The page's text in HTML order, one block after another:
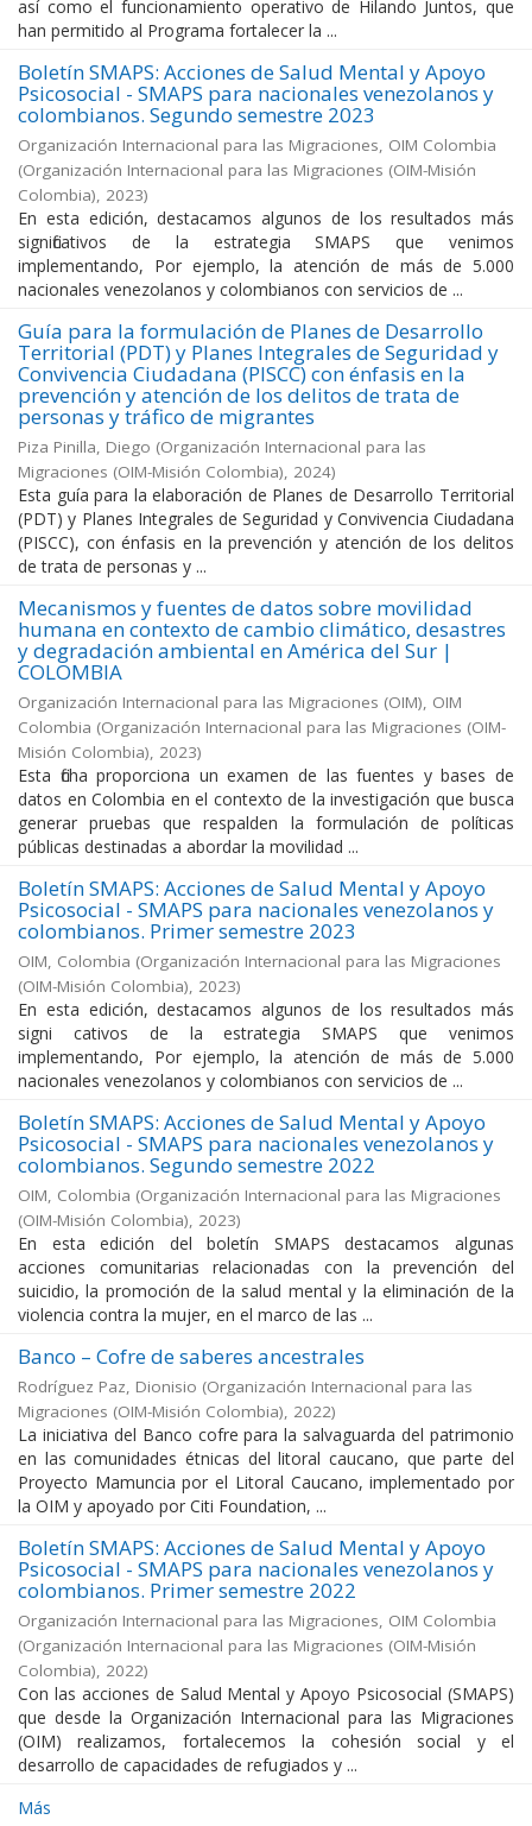
así como el funcionamiento operativo de Hilando Juntos, que
han permitido al Programa fortalecer la ...
Boletín SMAPS: Acciones de Salud Mental y Apoyo
Psicosocial - SMAPS para nacionales venezolanos y
colombianos. Segundo semestre 2023
Organización Internacional para las Migraciones, OIM Colombia
(Organización Internacional para las Migraciones (OIM-Misión
Colombia), 2023)
En esta edición, destacamos algunos de los resultados más
significativos de la estrategia SMAPS que venimos
implementando, Por ejemplo, la atención de más de 5.000
nacionales venezolanos y colombianos con servicios de ...
Guía para la formulación de Planes de Desarrollo
Territorial (PDT) y Planes Integrales de Seguridad y
Convivencia Ciudadana (PISCC) con énfasis en la
prevención y atención de los delitos de trata de
personas y tráfico de migrantes
Piza Pinilla, Diego (Organización Internacional para las
Migraciones (OIM-Misión Colombia), 2024)
Esta guía para la elaboración de Planes de Desarrollo Territorial
(PDT) y Planes Integrales de Seguridad y Convivencia Ciudadana
(PISCC), con énfasis en la prevención y atención de los delitos
de trata de personas y ...
Mecanismos y fuentes de datos sobre movilidad
humana en contexto de cambio climático, desastres
y degradación ambiental en América del Sur |
COLOMBIA
Organización Internacional para las Migraciones (OIM), OIM
Colombia (Organización Internacional para las Migraciones (OIM-
Misión Colombia), 2023)
Esta ficha proporciona un examen de las fuentes y bases de
datos en Colombia en el contexto de la investigación que busca
generar pruebas que respalden la formulación de políticas
públicas destinadas a abordar la movilidad ...
Boletín SMAPS: Acciones de Salud Mental y Apoyo
Psicosocial - SMAPS para nacionales venezolanos y
colombianos. Primer semestre 2023
OIM, Colombia (Organización Internacional para las Migraciones
(OIM-Misión Colombia), 2023)
En esta edición, destacamos algunos de los resultados más
signi cativos de la estrategia SMAPS que venimos
implementando, Por ejemplo, la atención de más de 5.000
nacionales venezolanos y colombianos con servicios de ...
Boletín SMAPS: Acciones de Salud Mental y Apoyo
Psicosocial - SMAPS para nacionales venezolanos y
colombianos. Segundo semestre 2022
OIM, Colombia (Organización Internacional para las Migraciones
(OIM-Misión Colombia), 2023)
En esta edición del boletín SMAPS destacamos algunas
acciones comunitarias relacionadas con la prevención del
suicidio, la promoción de la salud mental y la eliminación de la
violencia contra la mujer, en el marco de las ...
Banco – Cofre de saberes ancestrales
Rodríguez Paz, Dionisio (Organización Internacional para las
Migraciones (OIM-Misión Colombia), 2022)
La iniciativa del Banco cofre para la salvaguarda del patrimonio
en las comunidades étnicas del litoral caucano, que parte del
Proyecto Mamuncia por el Litoral Caucano, implementado por
la OIM y apoyado por Citi Foundation, ...
Boletín SMAPS: Acciones de Salud Mental y Apoyo
Psicosocial - SMAPS para nacionales venezolanos y
colombianos. Primer semestre 2022
Organización Internacional para las Migraciones, OIM Colombia
(Organización Internacional para las Migraciones (OIM-Misión
Colombia), 2022)
Con las acciones de Salud Mental y Apoyo Psicosocial (SMAPS)
que desde la Organización Internacional para las Migraciones
(OIM) realizamos, fortalecemos la cohesión social y el
desarrollo de capacidades de refugiados y ...
Más